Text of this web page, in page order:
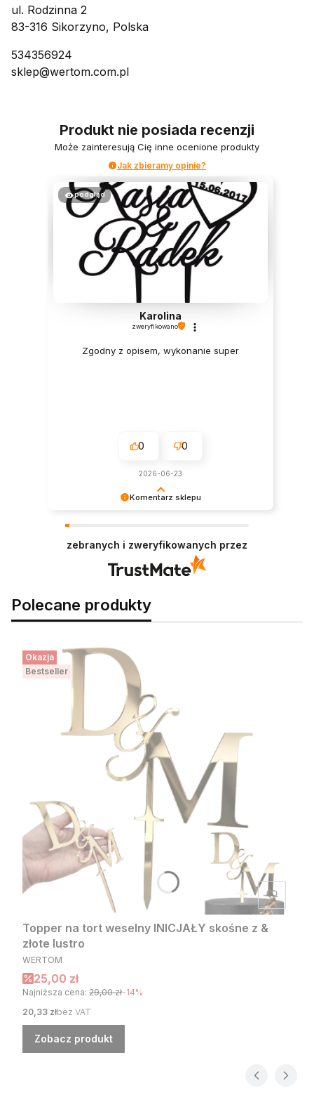
ul. Rodzinna 2
83-316 Sikorzyno, Polska
534356924
sklep@wertom.com.pl
Produkt nie posiada recenzji
Może zainteresują Cię inne ocenione produkty
Jak zbieramy opinie?
Komentarz sklepu
podgląd
Karolina
zweryfikowano
Zgodny z opisem, wykonanie super
0 0
2026-06-23
zebranych i zweryfikowanych przez
Polecane produkty
Okazja
Bestseller
Topper na tort weselny INICJAŁY skośne z &
złote lustro
PRODUCENT
WERTOM
Cena promocyjna
25,00 zł
Najniższa cena: 29,00 zł-14%
Cena
20,33 złbez VAT
Zobacz produkt